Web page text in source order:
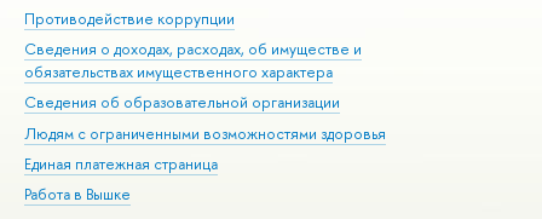
Противодействие коррупции
Сведения о доходах, расходах, об имуществе и
обязательствах имущественного характера
Сведения об образовательной организации
Людям с ограниченными возможностями здоровья
Единая платежная страница
Работа в Вышке